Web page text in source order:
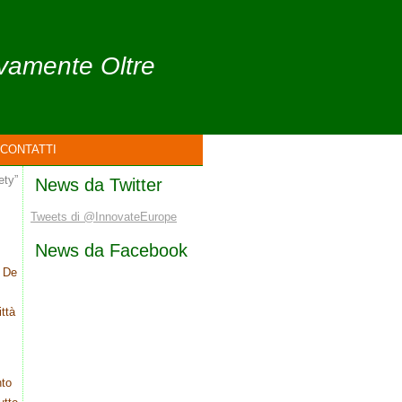
Oltre
CONTATTI
News da Twitter
Tweets di @InnovateEurope
News da Facebook